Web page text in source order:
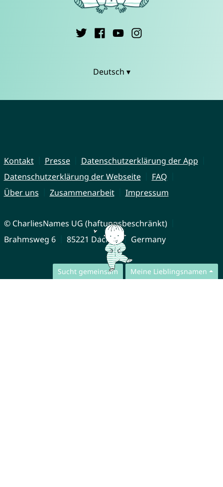
Sucht gemeinsam Meine Lieblingsnamen
Deutsch ▾
Kontakt Presse
Datenschutzerklärung der App
Datenschutzerklärung der Webseite
FAQ
Über uns
Zusammenarbeit Impressum
© CharliesNames UG (haftungsbeschränkt)
Brahmsweg 6
85221 Dachau Germany